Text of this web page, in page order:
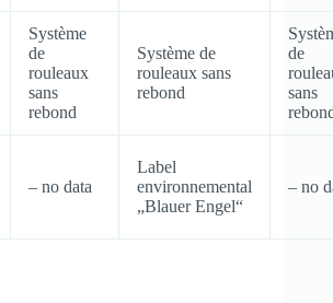
Système
de
rouleaux
sans
rebond
Système de
rouleaux sans
rebond
de
sans
– no data
Label
environnemental
„Blauer Engel“
– no